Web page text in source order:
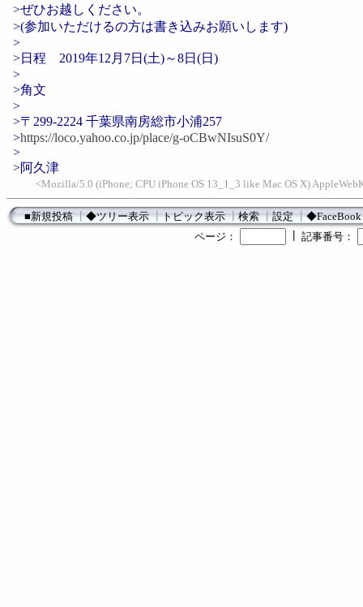
>ぜひお越しください。
>(参加いただけるの方は書き込みお願いします)
>
>日程 2019年12月7日(土)～8日(日)
>
>角文
>
>〒299-2224 千葉県南房総市小浦257
>https://loco.yahoo.co.jp/place/g-oCBwNIsuS0Y/
>
>阿久津
<Mozilla/5.0 (iPhone; CPU iPhone OS 13_1_3 like Mac OS X)
■新規投稿┃◆ツリー表示┃トピック表示┃検索┃設定┃◆FaceBook
ページ：
記事番号：